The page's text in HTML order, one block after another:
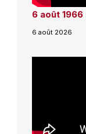
6 août
6 août 2026